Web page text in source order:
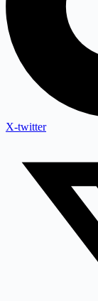
X-twitter